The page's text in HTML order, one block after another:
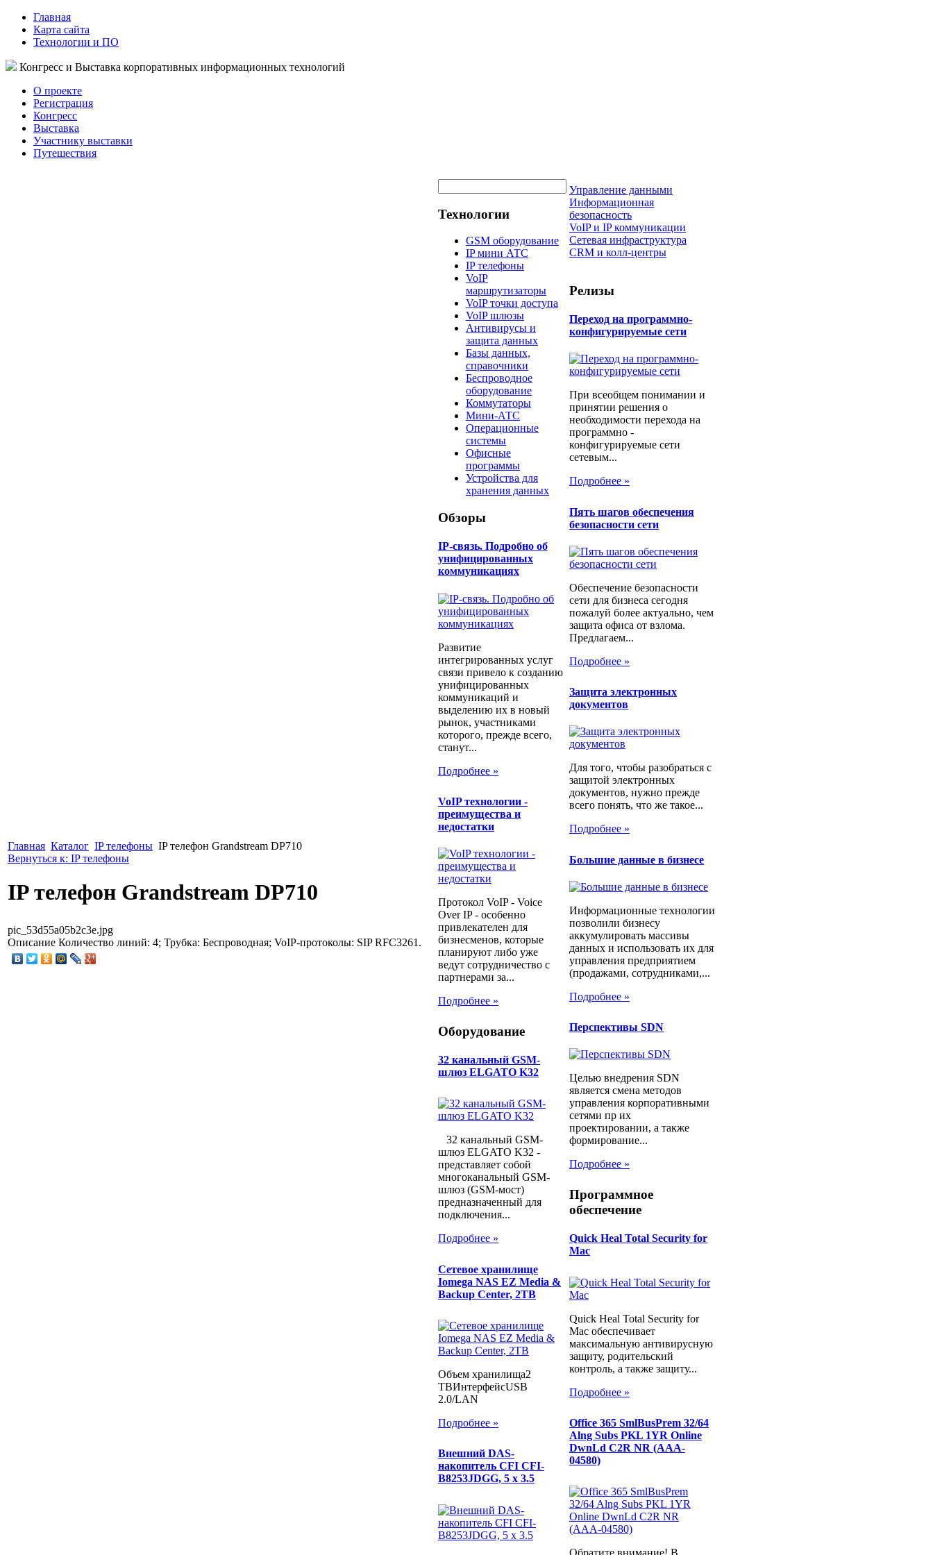
Главная
Карта сайта
Технологии и ПО
Конгресс и Выставка корпоративных информационных технологий
О проекте
Регистрация
Конгресс
Выставка
Участнику выставки
Путешествия
Главная Каталог IP телефоны IP телефон Grandstream DP710
Вернуться к: IP телефоны
IP телефон Grandstream DP710
pic_53d55a05b2c3e.jpg
Описание Количество линий: 4; Трубка: Беспроводная; VoIP-протоколы: SIP RFC3261.
Технологии
GSM оборудование
IP мини АТС
IP телефоны
VoIP
маршрутизаторы
VoIP точки доступа
VoIP шлюзы
Антивирусы и
защита данных
Базы данных,
справочники
Беспроводное
оборудование
Коммутаторы
Мини-АТС
Операционные
системы
Офисные
программы
Устройства для
хранения данных
Обзоры
IP-связь. Подробно об
унифицированных
коммуникациях
Развитие
интегрированных услуг
связи привело к созданию
унифицированных
коммуникаций и
выделению их в новый
рынок, участниками
которого, прежде всего,
станут...
Подробнее »
​VoIP технологии -
преимущества и
недостатки
Протокол VoIP - Voice
Over IP - особенно
привлекателен для
бизнесменов, которые
планируют либо уже
ведут сотрудничество с
партнерами за...
Подробнее »
Оборудование
32 канальный GSM-
шлюз ELGATO K32
32 канальный GSM-
шлюз ELGATO K32 -
представляет собой
многоканальный GSM-
шлюз (GSM-мост)
предназначенный для
подключения...
Подробнее »
Сетевое хранилище
Iomega NAS EZ Media &
Backup Center, 2TB
Объем хранилища2
TBИнтерфейсUSB
2.0/LAN
Подробнее »
Внешний DAS-
накопитель CFI CFI-
B8253JDGG, 5 x 3.5
Управление данными
Информационная
безопасность
VoIP и IP коммуникации
Сетевая инфраструктура
CRM и колл-центры
Релизы
Переход на программно-
конфигурируемые сети
При всеобщем понимании и
принятии решения о
необходимости перехода на
программно -
конфигурируемые сети
сетевым...
Подробнее »
Пять шагов обеспечения
безопасности сети
Обеспечение безопасности
сети для бизнеса сегодня
пожалуй более актуально, чем
защита офиса от взлома.
Предлагаем...
Подробнее »
Защита электронных
документов
Для того, чтобы разобраться с
защитой электронных
документов, нужно прежде
всего понять, что же такое...
Подробнее »
Большие данные в бизнесе
Информационные технологии
позволили бизнесу
аккумулировать массивы
данных и использовать их для
управления предприятием
(продажами, сотрудниками,...
Подробнее »
Перспективы SDN
Целью внедрения SDN
является смена методов
управления корпоративными
сетями пр их
проектировании, а также
формирование...
Подробнее »
Программное
обеспечение
Quick Heal Total Security for
Mac
Quick Heal Total Security for
Mac обеспечивает
максимальную антивирусную
защиту, родительский
контроль, а также защиту...
Подробнее »
Office 365 SmlBusPrem 32/64
Alng Subs PKL 1YR Online
DwnLd C2R NR (AAA-
04580)